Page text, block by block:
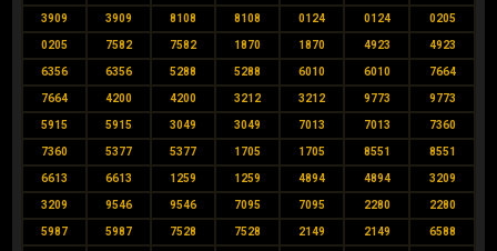
3909 3909 8108 8108 0124 0124 0205
0205 7582 7582 1870 1870 4923 4923
6356 6356 5288 5288 6010 6010 7664
7664 4200 4200 3212 3212 9773 9773
5915 5915 3049 3049 7013 7013 7360
7360 5377 5377 1705 1705 8551 8551
6613 6613 1259 1259 4894 4894 3209
3209 9546 9546 7095 7095 2280 2280
5987 5987 7528 7528 2149 2149 6588